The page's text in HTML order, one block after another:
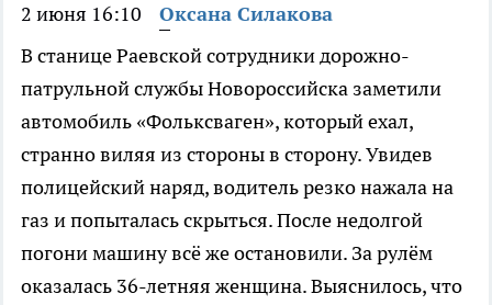
2 июня 16:10
Оксана Силакова
В станице Раевской сотрудники дорожно-
патрульной службы Новороссийска заметили
автомобиль «Фольксваген», который ехал,
странно виляя из стороны в сторону. Увидев
полицейский наряд, водитель резко нажала на
газ и попыталась скрыться. После недолгой
погони машину всё же остановили. За рулём
оказалась 36-летняя женщина. Выяснилось, что